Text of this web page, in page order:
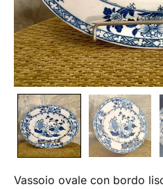
Vassoio ovale con bordo